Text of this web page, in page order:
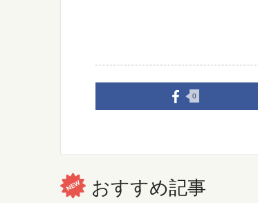
0
おすすめ記事